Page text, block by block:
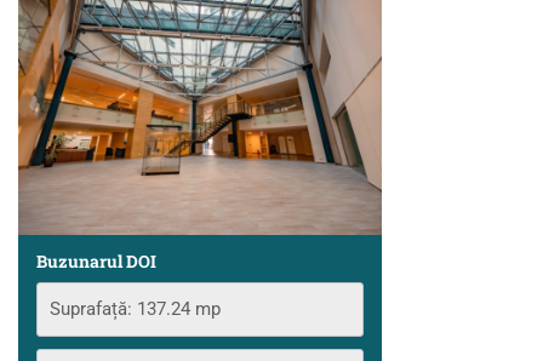
Buzunarul DOI
Suprafață: 137.24 mp